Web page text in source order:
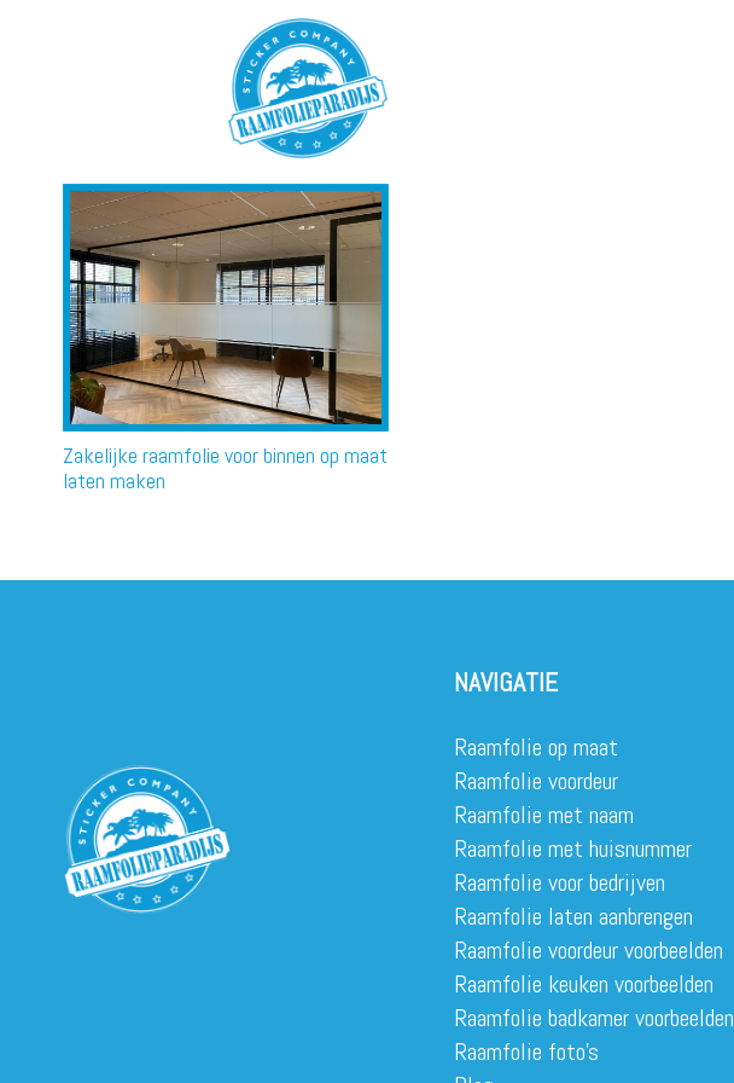
Zakelijke raamfolie voor binnen op maat
laten maken
NAVIGATIE
Raamfolie op maat
Raamfolie voordeur
Raamfolie met naam
Raamfolie met huisnummer
Raamfolie voor bedrijven
Raamfolie laten aanbrengen
Raamfolie voordeur voorbeelden
Raamfolie keuken voorbeelden
Raamfolie badkamer voorbeelden
Raamfolie foto’s